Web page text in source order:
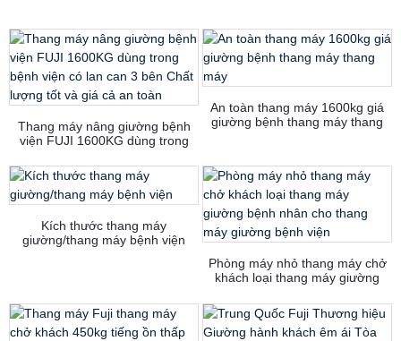
Thang máy nâng giường bệnh
viện FUJI 1600KG dùng trong
lượng tốt và giá cả an toàn
An toàn thang máy 1600kg giá
giường bệnh thang máy thang
Kích thước thang máy
giường/thang máy bệnh viện
Phòng máy nhỏ thang máy chở
khách loại thang máy giường
giường bệnh viện